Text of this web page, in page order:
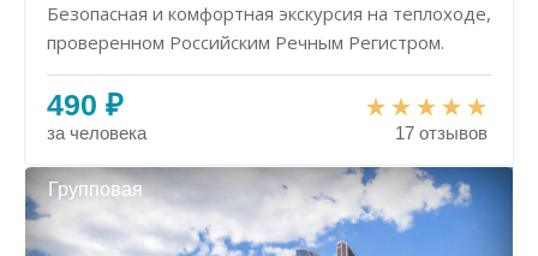
Безопасная и комфортная экскурсия на теплоходе,
проверенном Российским Речным Регистром.
490 ₽
за человека 17 отзывов
Групповая